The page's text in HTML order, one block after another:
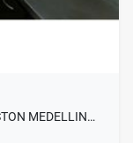
MEDELLIN…